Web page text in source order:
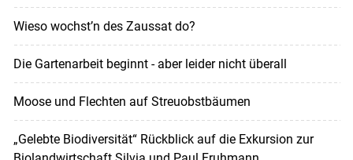
Wieso wochst’n des Zaussat do?
Die Gartenarbeit beginnt - aber leider nicht überall
Moose und Flechten auf Streuobstbäumen
„Gelebte Biodiversität“ Rückblick auf die Exkursion zur